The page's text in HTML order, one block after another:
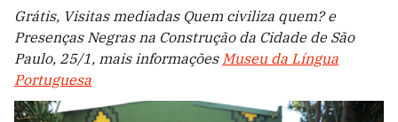
Grátis, Visitas mediadas Quem civiliza quem? e
Presenças Negras na Construção da Cidade de São
Paulo, 25/1, mais informações Museu da Língua
Portuguesa